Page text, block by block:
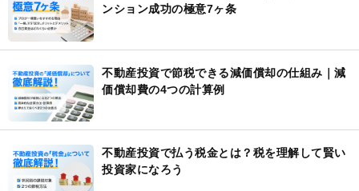
ンション成功の極意7ヶ条
不動産投資で節税できる減価償却の仕組み｜減
価償却費の4つの計算例
不動産投資で払う税金とは？税を理解して賢い
投資家になろう